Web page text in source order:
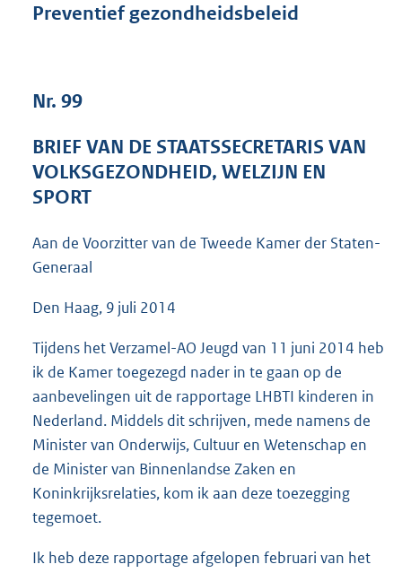
o
K
b
Preventief gezondheidsbeleid
Nr. 99
BRIEF VAN DE STAATSSECRETARIS VAN
VOLKSGEZONDHEID, WELZIJN EN
SPORT
Aan de Voorzitter van de Tweede Kamer der Staten-
Generaal
Den Haag, 9 juli 2014
Tijdens het Verzamel-AO Jeugd van 11 juni 2014 heb
ik de Kamer toegezegd nader in te gaan op de
aanbevelingen uit de rapportage LHBTI kinderen in
Nederland. Middels dit schrijven, mede namens de
Minister van Onderwijs, Cultuur en Wetenschap en
de Minister van Binnenlandse Zaken en
Koninkrijksrelaties, kom ik aan deze toezegging
tegemoet.
Ik heb deze rapportage afgelopen februari van het